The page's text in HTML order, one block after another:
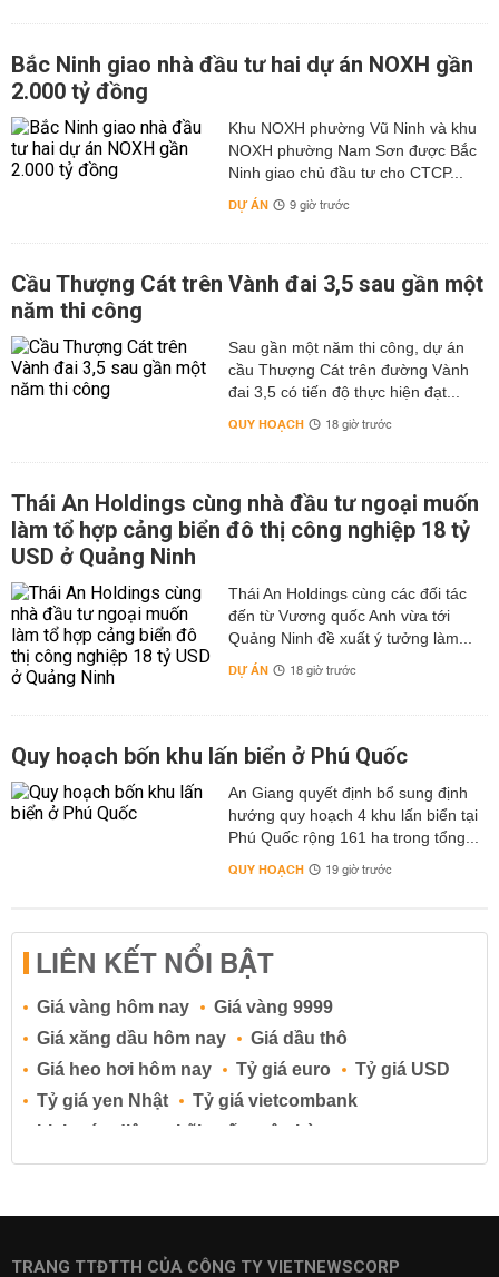
Bắc Ninh giao nhà đầu tư hai dự án NOXH gần
2.000 tỷ đồng
Khu NOXH phường Vũ Ninh và khu
NOXH phường Nam Sơn được Bắc
Ninh giao chủ đầu tư cho CTCP...
DỰ ÁN 9 giờ trước
Cầu Thượng Cát trên Vành đai 3,5 sau gần một
năm thi công
Sau gần một năm thi công, dự án
cầu Thượng Cát trên đường Vành
đai 3,5 có tiến độ thực hiện đạt...
QUY HOẠCH 18 giờ trước
Thái An Holdings cùng nhà đầu tư ngoại muốn
làm tổ hợp cảng biển đô thị công nghiệp 18 tỷ
USD ở Quảng Ninh
Thái An Holdings cùng các đối tác
đến từ Vương quốc Anh vừa tới
Quảng Ninh đề xuất ý tưởng làm...
DỰ ÁN 18 giờ trước
Quy hoạch bốn khu lấn biển ở Phú Quốc
An Giang quyết định bổ sung định
hướng quy hoạch 4 khu lấn biển tại
Phú Quốc rộng 161 ha trong tổng...
QUY HOẠCH 19 giờ trước
LIÊN KẾT NỔI BẬT
Giá vàng hôm nay
Giá vàng 9999
Giá xăng dầu hôm nay
Giá dầu thô
Giá heo hơi hôm nay
Tỷ giá euro
Tỷ giá USD
Tỷ giá yen Nhật
Tỷ giá vietcombank
Lịch cúp điện
Lãi suất ngân hàng
Lãi suất tiết kiệm
Lãi suất tiền gửi
Lãi suất ngân hàng BIDV
TRANG TTĐTTH CỦA CÔNG TY VIETNEWSCORP